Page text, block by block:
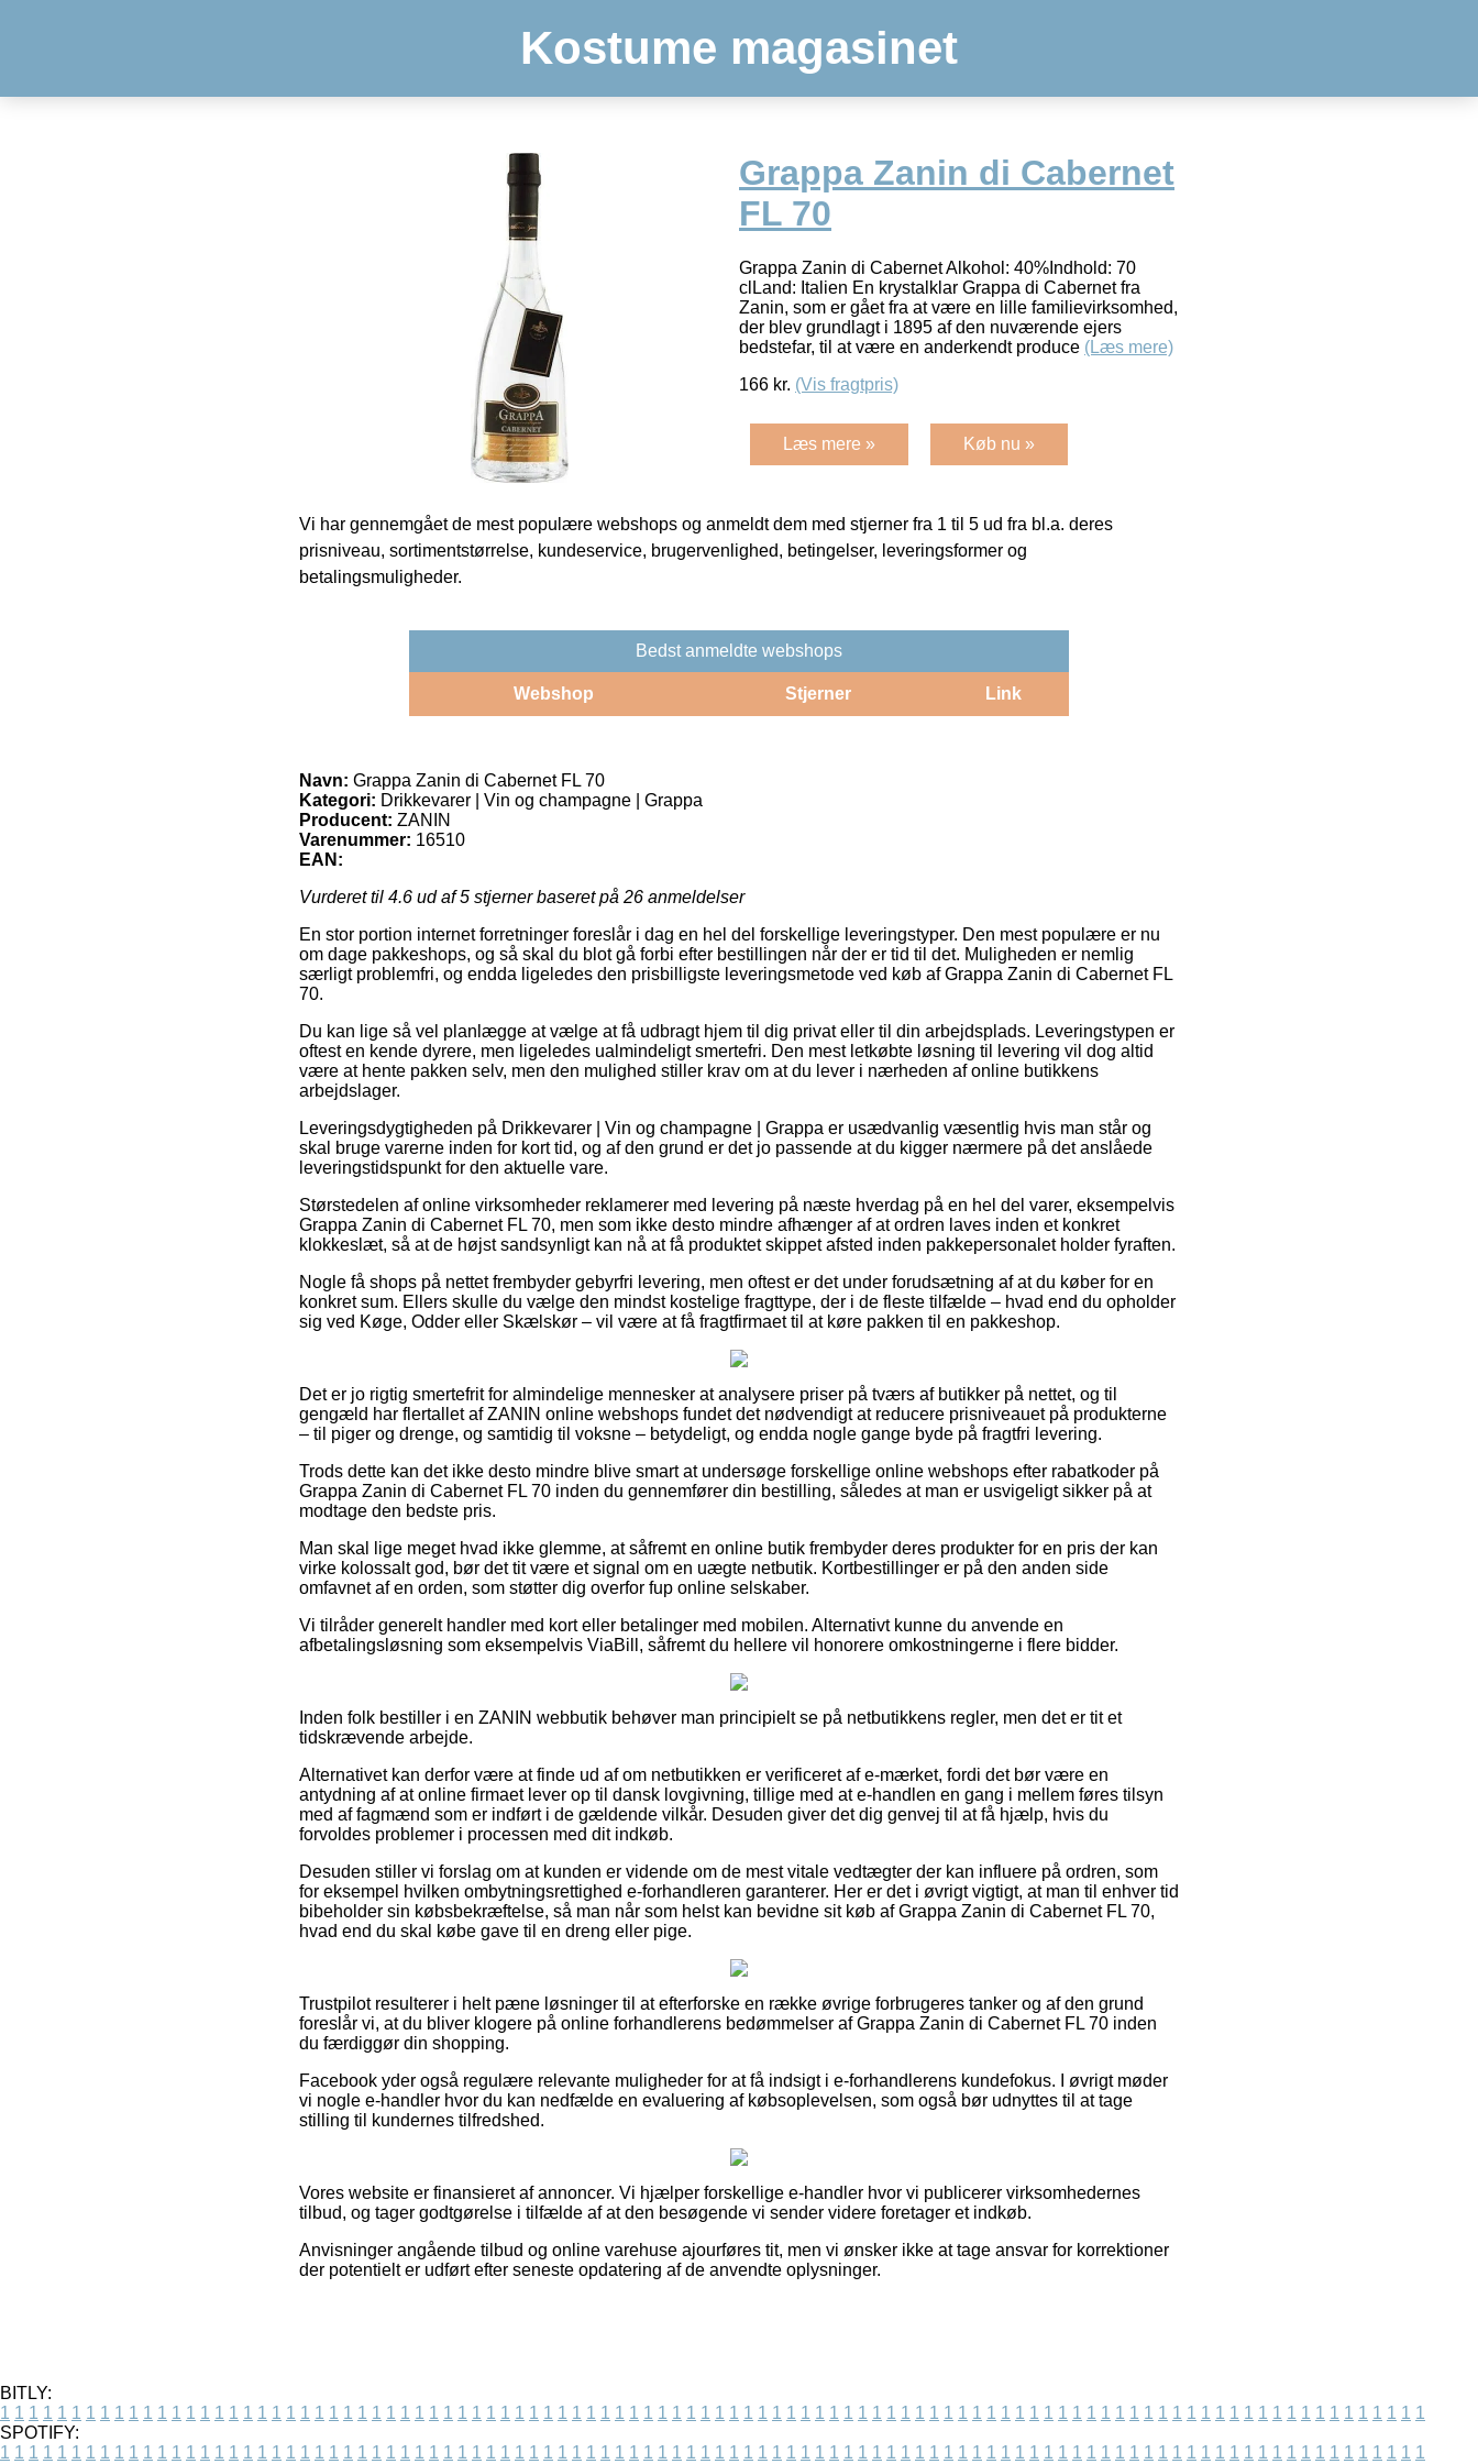
Kostume magasinet
Grappa Zanin di Cabernet
FL 70
Grappa Zanin di Cabernet Alkohol: 40%Indhold: 70
clLand: Italien En krystalklar Grappa di Cabernet fra
Zanin, som er gået fra at være en lille familievirksomhed,
der blev grundlagt i 1895 af den nuværende ejers
bedstefar, til at være en anderkendt produce (Læs mere)
166 kr. (Vis fragtpris)
Læs mere » Køb nu »
Vi har gennemgået de mest populære webshops og anmeldt dem med stjerner fra 1 til 5 ud fra bl.a. deres
prisniveau, sortimentstørrelse, kundeservice, brugervenlighed, betingelser, leveringsformer og
betalingsmuligheder.
Bedst anmeldte webshops
Webshop Stjerner Link
Navn: Grappa Zanin di Cabernet FL 70
Kategori: Drikkevarer | Vin og champagne | Grappa
Producent: ZANIN
Varenummer: 16510
EAN:
Vurderet til 4.6 ud af 5 stjerner baseret på 26 anmeldelser
En stor portion internet forretninger foreslår i dag en hel del forskellige leveringstyper. Den mest populære er nu
om dage pakkeshops, og så skal du blot gå forbi efter bestillingen når der er tid til det. Muligheden er nemlig
særligt problemfri, og endda ligeledes den prisbilligste leveringsmetode ved køb af Grappa Zanin di Cabernet FL
70.
Du kan lige så vel planlægge at vælge at få udbragt hjem til dig privat eller til din arbejdsplads. Leveringstypen er
oftest en kende dyrere, men ligeledes ualmindeligt smertefri. Den mest letkøbte løsning til levering vil dog altid
være at hente pakken selv, men den mulighed stiller krav om at du lever i nærheden af online butikkens
arbejdslager.
Leveringsdygtigheden på Drikkevarer | Vin og champagne | Grappa er usædvanlig væsentlig hvis man står og
skal bruge varerne inden for kort tid, og af den grund er det jo passende at du kigger nærmere på det anslåede
leveringstidspunkt for den aktuelle vare.
Størstedelen af online virksomheder reklamerer med levering på næste hverdag på en hel del varer, eksempelvis
Grappa Zanin di Cabernet FL 70, men som ikke desto mindre afhænger af at ordren laves inden et konkret
klokkeslæt, så at de højst sandsynligt kan nå at få produktet skippet afsted inden pakkepersonalet holder fyraften.
Nogle få shops på nettet frembyder gebyrfri levering, men oftest er det under forudsætning af at du køber for en
konkret sum. Ellers skulle du vælge den mindst kostelige fragttype, der i de fleste tilfælde – hvad end du opholder
sig ved Køge, Odder eller Skælskør – vil være at få fragtfirmaet til at køre pakken til en pakkeshop.
Det er jo rigtig smertefrit for almindelige mennesker at analysere priser på tværs af butikker på nettet, og til
gengæld har flertallet af ZANIN online webshops fundet det nødvendigt at reducere prisniveauet på produkterne
– til piger og drenge, og samtidig til voksne – betydeligt, og endda nogle gange byde på fragtfri levering.
Trods dette kan det ikke desto mindre blive smart at undersøge forskellige online webshops efter rabatkoder på
Grappa Zanin di Cabernet FL 70 inden du gennemfører din bestilling, således at man er usvigeligt sikker på at
modtage den bedste pris.
Man skal lige meget hvad ikke glemme, at såfremt en online butik frembyder deres produkter for en pris der kan
virke kolossalt god, bør det tit være et signal om en uægte netbutik. Kortbestillinger er på den anden side
omfavnet af en orden, som støtter dig overfor fup online selskaber.
Vi tilråder generelt handler med kort eller betalinger med mobilen. Alternativt kunne du anvende en
afbetalingsløsning som eksempelvis ViaBill, såfremt du hellere vil honorere omkostningerne i flere bidder.
Inden folk bestiller i en ZANIN webbutik behøver man principielt se på netbutikkens regler, men det er tit et
tidskrævende arbejde.
Alternativet kan derfor være at finde ud af om netbutikken er verificeret af e-mærket, fordi det bør være en
antydning af at online firmaet lever op til dansk lovgivning, tillige med at e-handlen en gang i mellem føres tilsyn
med af fagmænd som er indført i de gældende vilkår. Desuden giver det dig genvej til at få hjælp, hvis du
forvoldes problemer i processen med dit indkøb.
Desuden stiller vi forslag om at kunden er vidende om de mest vitale vedtægter der kan influere på ordren, som
for eksempel hvilken ombytningsrettighed e-forhandleren garanterer. Her er det i øvrigt vigtigt, at man til enhver tid
bibeholder sin købsbekræftelse, så man når som helst kan bevidne sit køb af Grappa Zanin di Cabernet FL 70,
hvad end du skal købe gave til en dreng eller pige.
Trustpilot resulterer i helt pæne løsninger til at efterforske en række øvrige forbrugeres tanker og af den grund
foreslår vi, at du bliver klogere på online forhandlerens bedømmelser af Grappa Zanin di Cabernet FL 70 inden
du færdiggør din shopping.
Facebook yder også regulære relevante muligheder for at få indsigt i e-forhandlerens kundefokus. I øvrigt møder
vi nogle e-handler hvor du kan nedfælde en evaluering af købsoplevelsen, som også bør udnyttes til at tage
stilling til kundernes tilfredshed.
Vores website er finansieret af annoncer. Vi hjælper forskellige e-handler hvor vi publicerer virksomhedernes
tilbud, og tager godtgørelse i tilfælde af at den besøgende vi sender videre foretager et indkøb.
Anvisninger angående tilbud og online varehuse ajourføres tit, men vi ønsker ikke at tage ansvar for korrektioner
der potentielt er udført efter seneste opdatering af de anvendte oplysninger.
BITLY:
1 1 1 1 1 1 1 1 1 1 1 1 1 1 1 1 1 1 1 1 1 1 1 1 1 1 1 1 1 1 1 1 1 1 1 1 1 1 1 1 1 1 1 1 1 1 1 1 1 1 1 1 1 1 1 1 1 1 1 1 1 1 1 1 1 1 1 1 1 1 1 1 1 1 1 1 1 1 1 1 1 1 1 1 1 1 1 1 1 1 1 1 1 1 1 1 1 1 1 1
SPOTIFY:
1 1 1 1 1 1 1 1 1 1 1 1 1 1 1 1 1 1 1 1 1 1 1 1 1 1 1 1 1 1 1 1 1 1 1 1 1 1 1 1 1 1 1 1 1 1 1 1 1 1 1 1 1 1 1 1 1 1 1 1 1 1 1 1 1 1 1 1 1 1 1 1 1 1 1 1 1 1 1 1 1 1 1 1 1 1 1 1 1 1 1 1 1 1 1 1 1 1 1 1